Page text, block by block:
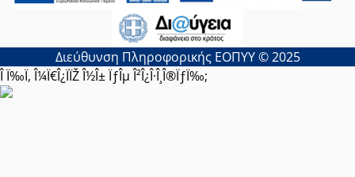
Διεύθυνση Πληροφορικής ΕΟΠΥΥ © 2025
Î Ï‰Ï‚ Î¼Ï€Î¿ÏÏŽ Î½Î± ÏƒÎµ Î²Î¿Î·Î¸Î®ÏƒÏ‰;